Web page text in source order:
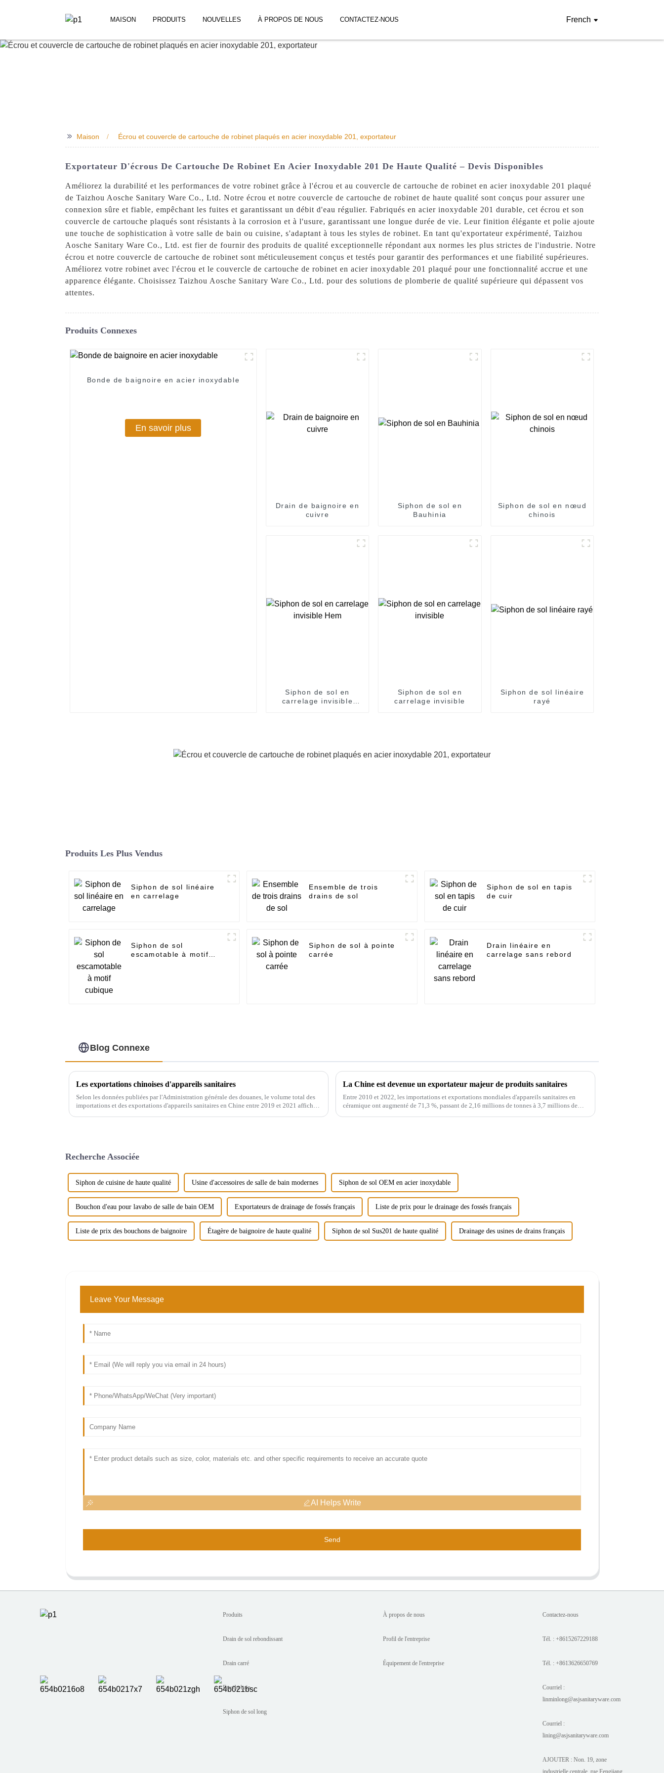
MAISON PRODUITS NOUVELLES À PROPOS DE NOUS CONTACTEZ-NOUS French
>> Maison Écrou et couvercle de cartouche de robinet plaqués en acier inoxydable 201, exportateur
Exportateur D'écrous De Cartouche De Robinet En Acier Inoxydable 201 De Haute Qualité – Devis Disponibles
Améliorez la durabilité et les performances de votre robinet grâce à l'écrou et au couvercle de cartouche de robinet en acier inoxydable 201 plaqué
de Taizhou Aosche Sanitary Ware Co., Ltd. Notre écrou et notre couvercle de cartouche de robinet de haute qualité sont conçus pour assurer une
connexion sûre et fiable, empêchant les fuites et garantissant un débit d'eau régulier. Fabriqués en acier inoxydable 201 durable, cet écrou et son
couvercle de cartouche plaqués sont résistants à la corrosion et à l'usure, garantissant une longue durée de vie. Leur finition élégante et polie ajoute
une touche de sophistication à votre salle de bain ou cuisine, s'adaptant à tous les styles de robinet. En tant qu'exportateur expérimenté, Taizhou
Aosche Sanitary Ware Co., Ltd. est fier de fournir des produits de qualité exceptionnelle répondant aux normes les plus strictes de l'industrie. Notre
écrou et notre couvercle de cartouche de robinet sont méticuleusement conçus et testés pour garantir des performances et une fiabilité supérieures.
Améliorez votre robinet avec l'écrou et le couvercle de cartouche de robinet en acier inoxydable 201 plaqué pour une fonctionnalité accrue et une
apparence élégante. Choisissez Taizhou Aosche Sanitary Ware Co., Ltd. pour des solutions de plomberie de qualité supérieure qui dépassent vos
attentes.
Produits Connexes
Bonde de baignoire en acier inoxydable
En savoir plus
Drain de baignoire en
cuivre
Siphon de sol en
Bauhinia
Siphon de sol en nœud
chinois
Siphon de sol en
carrelage invisible
Siphon de sol en
carrelage invisible
Siphon de sol linéaire
rayé
Produits Les Plus Vendus
Siphon de sol linéaire
en carrelage
Ensemble de trois
drains de sol
Siphon de sol en tapis
de cuir
Siphon de sol
escamotable à motif
Siphon de sol à pointe
carrée
Drain linéaire en
carrelage sans rebord
Blog Connexe
Les exportations chinoises d'appareils sanitaires
Selon les données publiées par l'Administration générale des douanes, le volume total des
importations et des exportations d'appareils sanitaires en Chine entre 2019 et 2021 affiche
La Chine est devenue un exportateur majeur de produits sanitaires
Entre 2010 et 2022, les importations et exportations mondiales d'appareils sanitaires en
céramique ont augmenté de 71,3 %, passant de 2,16 millions de tonnes à 3,7 millions de
Recherche Associée
Siphon de cuisine de haute qualité Usine d'accessoires de salle de bain modernes Siphon de sol OEM en acier inoxydable
Bouchon d'eau pour lavabo de salle de bain OEM Exportateurs de drainage de fossés français Liste de prix pour le drainage des fossés français
Liste de prix des bouchons de baignoire Étagère de baignoire de haute qualité Siphon de sol Sus201 de haute qualité Drainage des usines de drains français
Leave Your Message
AI Helps Write
Send
Produits
Drain de sol rebondissant
Drain carré
Eau du bain
Siphon de sol long
À propos de nous
Profil de l'entreprise
Équipement de l'entreprise
Contactez-nous
Tél. : +8615267229188
Tél. : +8613626650769
Courriel :
linminlong@asjsanitaryware.com
Courriel :
lining@asjsanitaryware.com
AJOUTER : Non. 19, zone
industrielle centrale, rue Fengjiang,